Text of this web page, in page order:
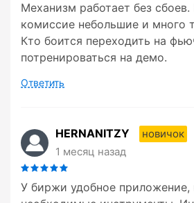
Механизм работает без сбоев.
комиссие небольшие и много
Кто боится переходить на
потренироваться на демо.
Ответить
HERNANITZY
новичок
1 месяц назад
У биржи удобное приложение,